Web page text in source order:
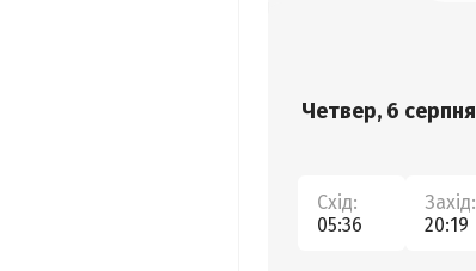
Четвер, 6 серпня
Схід:
05:36
Захід:
20:19